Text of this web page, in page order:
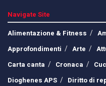
Navigate Site
Alimentazione & Fitness
Approfondimenti
Arte
Carta canta
Cronaca
Dioghenes APS
Diritto di